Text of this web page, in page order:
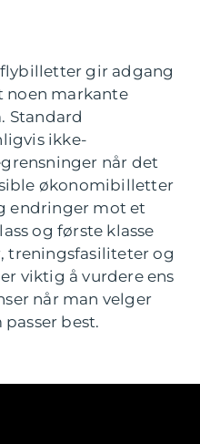
gir adgang
noen markante
Standard
ikke-
når det
økonomibilletter
endringer mot et
og første klasse
treningsfasiliteter og
viktig å vurdere ens
når man velger
best.